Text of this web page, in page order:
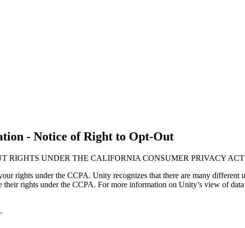
- Notice of Right to Opt-Out
RIGHTS UNDER THE CALIFORNIA CONSUMER PRIVACY
rights under the CCPA. Unity recognizes that there are many different
rights under the CCPA. For more information on Unity’s view of